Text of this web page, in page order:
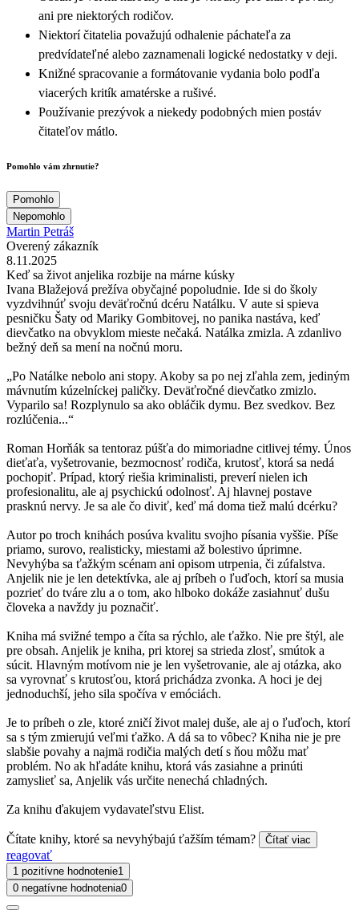
ani pre niektorých rodičov.
Niektorí čitatelia považujú odhalenie páchateľa za
predvídateľné alebo zaznamenali logické nedostatky v deji.
Knižné spracovanie a formátovanie vydania bolo podľa
viacerých kritík amatérske a rušivé.
Používanie prezývok a niekedy podobných mien postáv
čitateľov mátlo.
Pomohlo vám zhrnutie?
Pomohlo
Nepomohlo
Martin Petráš
Overený zákazník
8.11.2025
Keď sa život anjelika rozbije na márne kúsky
Ivana Blažejová prežíva obyčajné popoludnie. Ide si do školy
vyzdvihnúť svoju deväťročnú dcéru Natálku. V aute si spieva
pesničku Šaty od Mariky Gombitovej, no panika nastáva, keď
dievčatko na obvyklom mieste nečaká. Natálka zmizla. A zdanlivo
bežný deň sa mení na nočnú moru.
„Po Natálke nebolo ani stopy. Akoby sa po nej zľahla zem, jediným
mávnutím kúzelníckej paličky. Deväťročné dievčatko zmizlo.
Vyparilo sa! Rozplynulo sa ako obláčik dymu. Bez svedkov. Bez
rozlúčenia...“
Roman Horňák sa tentoraz púšťa do mimoriadne citlivej témy. Únos
dieťaťa, vyšetrovanie, bezmocnosť rodiča, krutosť, ktorá sa nedá
pochopiť. Prípad, ktorý riešia kriminalisti, preverí nielen ich
profesionalitu, ale aj psychickú odolnosť. Aj hlavnej postave
prasknú nervy. Je sa ale čo diviť, keď má doma tiež malú dcérku?
Autor po troch knihách posúva kvalitu svojho písania vyššie. Píše
priamo, surovo, realisticky, miestami až bolestivo úprimne.
Nevyhýba sa ťažkým scénam ani opisom utrpenia, či zúfalstva.
Anjelik nie je len detektívka, ale aj príbeh o ľuďoch, ktorí sa musia
pozrieť do tváre zlu a o tom, ako hlboko dokáže zasiahnuť dušu
človeka a navždy ju poznačiť.
Kniha má svižné tempo a číta sa rýchlo, ale ťažko. Nie pre štýl, ale
pre obsah. Anjelik je kniha, pri ktorej sa strieda zlosť, smútok a
súcit. Hlavným motívom nie je len vyšetrovanie, ale aj otázka, ako
sa vyrovnať s krutosťou, ktorá prichádza zvonka. A hoci je dej
jednoduchší, jeho sila spočíva v emóciách.
Je to príbeh o zle, ktoré zničí život malej duše, ale aj o ľuďoch, ktorí
sa s tým zmierujú veľmi ťažko. A dá sa to vôbec? Kniha nie je pre
slabšie povahy a najmä rodičia malých detí s ňou môžu mať
problém. No ak hľadáte knihu, ktorá vás zasiahne a prinúti
zamyslieť sa, Anjelik vás určite nenechá chladných.
Za knihu ďakujem vydavateľstvu Elist.
Čítate knihy, ktoré sa nevyhýbajú ťažším témam? Čítať viac
reagovať
1 pozitívne hodnotenie1
0 negatívne hodnotenia0